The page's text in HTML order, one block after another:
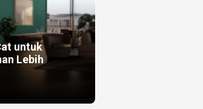
untuk
Lebih